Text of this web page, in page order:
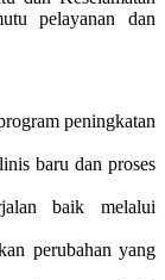
pelayanan dan
peningkatan
baru dan proses
baik melalui
perubahan yang